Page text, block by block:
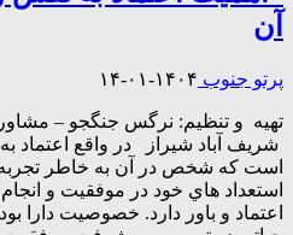
آن
پرتو جنوب ۱۴۰۴-۰۱-۱۴
شريف آباد شيراز در واقع اعتماد
است که شخص در آن به خاطر تجربه
استعداد هاي خود در موفقيت و
اعتماد و باور دارد. خصوصيت دارا